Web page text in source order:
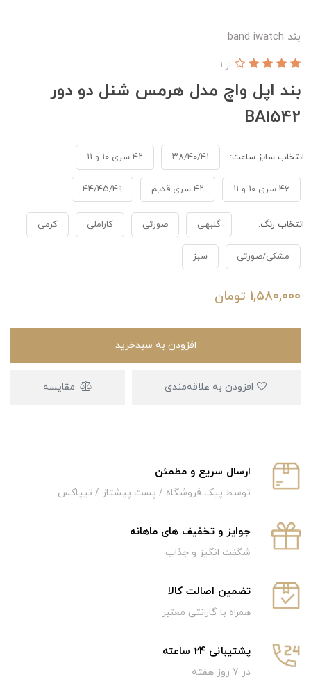
بند band iwatch
بند اپل واچ مدل هرمس شنل دو دور
BA1542
از 1
انتخاب سایز ساعت: ۳۸/۴۰/۴۱ ۴۲ سری ۱۰ و ۱۱
۴۶ سری ۱۰ و ۱۱ ۴۲ سری قدیم ۴۴/۴۵/۴۹
انتخاب رنگ: گلبهی صورتی کاراملی کرمی
مشکی/صورتی سبز
1,580,000 تومان
افزودن به سبدخرید
مقایسه
ارسال سریع و‌ مطمئن
توسط پیک فروشگاه / پست پیشتاز / تیپاکس
جوایز و تخفیف های ماهانه
شگفت انگیز و جذاب
تضمین اصالت کالا
همراه با گارانتی معتبر
پشتیبانی 24 ساعته
در 7 روز هفته